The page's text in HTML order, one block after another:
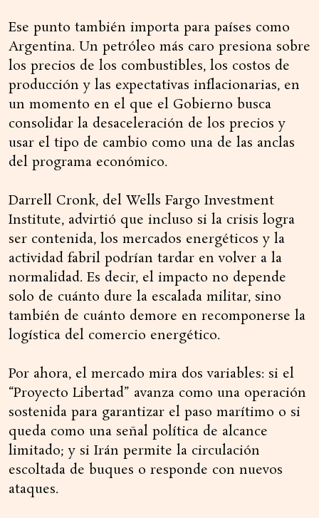
Ese punto también importa para países como
Argentina. Un petróleo más caro presiona sobre
los precios de los combustibles, los costos de
producción y las expectativas inflacionarias, en
un momento en el que el Gobierno busca
consolidar la desaceleración de los precios y
usar el tipo de cambio como una de las anclas
del programa económico.
Darrell Cronk, del Wells Fargo Investment
Institute, advirtió que incluso si la crisis logra
ser contenida, los mercados energéticos y la
actividad fabril podrían tardar en volver a la
normalidad. Es decir, el impacto no depende
solo de cuánto dure la escalada militar, sino
también de cuánto demore en recomponerse la
logística del comercio energético.
Por ahora, el mercado mira dos variables: si el
“Proyecto Libertad” avanza como una operación
sostenida para garantizar el paso marítimo o si
queda como una señal política de alcance
limitado; y si Irán permite la circulación
escoltada de buques o responde con nuevos
ataques.